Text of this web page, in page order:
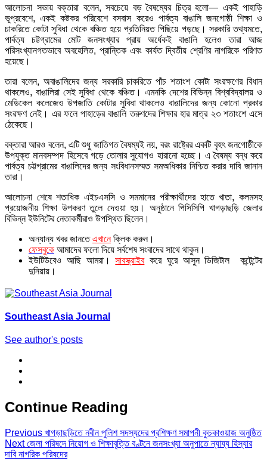
আলোচনা সভায় বক্তারা বলেন, সবচেয়ে বড় বৈষম্যের চিত্র হলো— একই পাহাড়ি
ভূপ্রবেশে, একই কষ্টকর পরিবেশে বসবাস করেও পার্বত্য বাঙালি জনগোষ্ঠী শিক্ষা ও
চাকরিতে কোটা সুবিধা থেকে বঞ্চিত হয়ে প্রতিনিয়ত পিছিয়ে পড়ছে। সরকারি তথ্যমতে,
পার্বত্য চট্টগ্রামের মোট জনসংখ্যার প্রায় অর্ধেকই বাঙালি হলেও তারা আজ
পরিসংখ্যানগতভাবে অবহেলিত, প্রান্তিক এবং কার্যত দ্বিতীয় শ্রেণির নাগরিকে পরিণত
হয়েছে।
তারা বলেন, অবাঙালিদের জন্য সরকারি চাকরিতে পাঁচ শতাংশ কোটা সংরক্ষণের বিধান
থাকলেও, বাঙালিরা সেই সুবিধা থেকে বঞ্চিত। এমনকি দেশের বিভিন্ন বিশ্ববিদ্যালয় ও
মেডিকেল কলেজেও উপজাতি কোটার সুবিধা থাকলেও বাঙালিদের জন্য কোনো প্রকার
সংরক্ষণ নেই। এর ফলে পাহাড়ের বাঙালি তরুণদের শিক্ষার হার মাত্র ২৩ শতাংশে এসে
ঠেকেছে।
বক্তারা আরও বলেন, এটি শুধু জাতিগত বৈষম্যই নয়, বরং রাষ্ট্রের একটি বৃহৎ জনগোষ্ঠীকে
উপযুক্ত মানবসম্পদ হিসেবে গড়ে তোলার সুযোগও হারানো হচ্ছে। এ বৈষম্য বন্ধ করে
পার্বত্য চট্টগ্রামের বাঙালিদের জন্য সংবিধানসম্মত সমঅধিকার নিশ্চিত করার দাবি জানান
তারা।
আলোচনা শেষে শতাধিক এইচএসসি ও সমমানের পরীক্ষার্থীদের হাতে খাতা, কলমসহ
প্রয়োজনীয় শিক্ষা উপকরণ তুলে দেওয়া হয়। অনুষ্ঠানে পিসিসিপি খাগড়াছড়ি জেলার
বিভিন্ন ইউনিটের নেতাকর্মীরাও উপস্থিত ছিলেন।
অন্যান্য খবর জানতে এখানে ক্লিক করুন।
ফেসবুকে আমাদের ফলো দিয়ে সর্বশেষ সংবাদের সাথে থাকুন।
ইউটিউবেও আছি আমরা।
সাবস্ক্রাইব করে ঘুরে আসুন ডিজিটাল কন্টেন্টের
দুনিয়ায়।
Southeast Asia Journal
See author's posts
Continue Reading
Previous খাগড়াছড়িতে নবীন পুলিশ সদস্যদের প্রশিক্ষণ সমাপনী কুচকাওয়াজ অনুষ্ঠিত
Nextজেলা পরিষদে নিয়োগ ও শিক্ষাবৃত্তি বণ্টনে জনসংখ্যা অনুপাতে ন্যায্য হিস্যার
দাবি নাগরিক পরিষদের